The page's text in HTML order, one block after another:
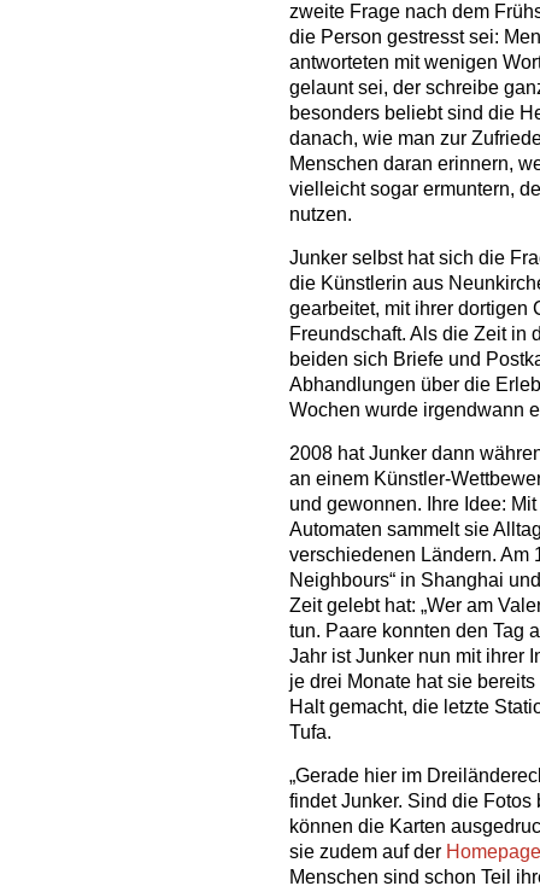
zweite Frage nach dem
die Person gestresst sei:
antworteten mit wenigen
gelaunt sei, der schreibe
besonders beliebt sind die
danach, wie man zur
Menschen daran erinnern,
vielleicht sogar ermuntern,
nutzen.
Junker selbst hat sich die
die Künstlerin aus
gearbeitet, mit ihrer dortigen
Freundschaft. Als die Zeit in
beiden sich Briefe und
Abhandlungen über die
Wochen wurde irgendwann
2008 hat Junker dann
an einem Künstler-
und gewonnen. Ihre Idee:
Automaten sammelt sie
verschiedenen Ländern. Am
Neighbours“ in Shanghai
Zeit gelebt hat: „Wer am
tun. Paare konnten den Tag
Jahr ist Junker nun mit ihrer
je drei Monate hat sie
Halt gemacht, die letzte
Tufa.
„Gerade hier im
findet Junker. Sind die
können die Karten
sie zudem auf der
Menschen sind schon Teil